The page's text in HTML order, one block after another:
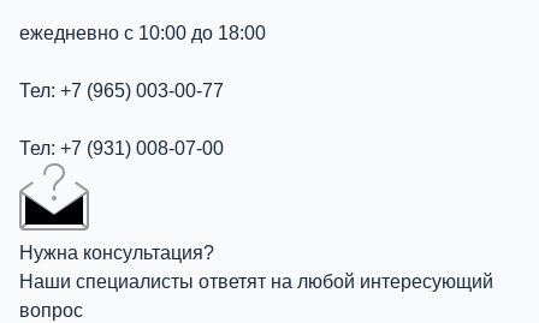
ежедневно с 10:00 до 18:00
Тел: +7 (965) 003-00-77
Тел: +7 (931) 008-07-00
Нужна консультация?
Наши специалисты ответят на любой интересующий
вопрос